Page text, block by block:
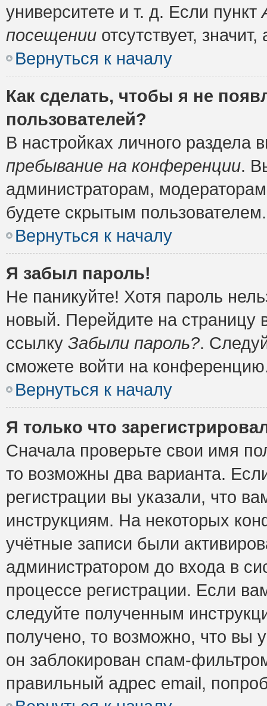
университете и т. д. Если пункт
посещении отсутствует,
Вернуться к началу
Как сделать, чтобы я не
пользователей?
В настройках личного
пребывание на конференции.
администраторам,
будете скрытым пользователем.
Вернуться к началу
Я забыл пароль!
Не паникуйте! Хотя пароль
новый. Перейдите на
ссылку Забыли пароль?.
сможете войти на
Вернуться к началу
Я только что
Сначала проверьте свои имя
то возможны два варианта.
регистрации вы указали, что
инструкциям. На некоторых
учётные записи были
администратором до входа в
процессе регистрации. Если
следуйте полученным
получено, то возможно, что вы
он заблокирован спам-
правильный адрес email,